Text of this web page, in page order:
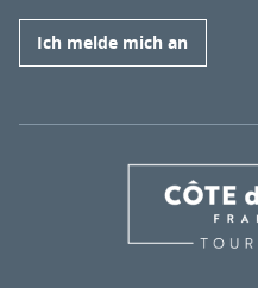
Ich melde mich an